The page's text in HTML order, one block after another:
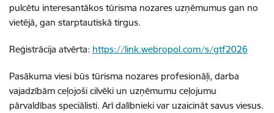
pulcētu interesantākos tūrisma nozares uzņēmumus gan no
vietējā, gan starptautiskā tirgus.
Reģistrācija atvērta: https://link.webropol.com/s/gtf2026
Pasākuma viesi būs tūrisma nozares profesionāļi, darba
vajadzībām ceļojoši cilvēki un uzņēmumu ceļojumu
pārvaldības speciālisti. Arī dalībnieki var uzaicināt savus viesus.